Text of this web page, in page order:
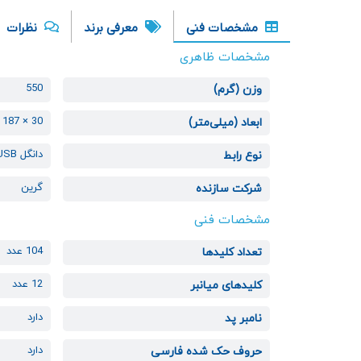
مشخصات فنی معرفی برند نظرات
مشخصات ظاهری
وزن (گرم) 550
ابعاد (میلی‌متر) 30 × 187 × 449
نوع رابط دانگل USB
شرکت سازنده گرین
مشخصات فنی
تعداد کلیدها 104 عدد
کلیدهای میانبر 12 عدد
نامبر پد دارد
حروف حک شده فارسی دارد